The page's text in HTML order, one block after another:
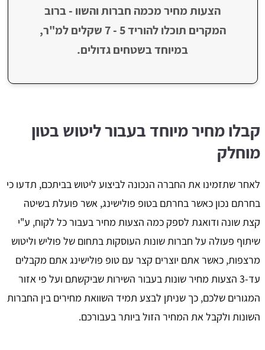
הצעות מחיר מכמה חברות והשוו - ברוב
המקרים תוכלו להוריד 5 - 7 שקלים למ"ר,
במיוחד בשטחים גדולים.
קבלו מחיר מיוחד בעבור ליטוש בטון
מוחלק
לאחר שתזמינו את החברה הנכונה לביצוע ליטוש בביתכם, תדעו כי
בחרתם נכון כאשר בחרתם בטופ פולישינג, אשר פועלת בשיטה
קצת שונה ודואגת לספק כמה הצעות מחיר בעבור כל לקוח, ע"י
שיתוף פעולה על חברות שונות העוסקות בתחום של פוליש וליטוש
מרצפות, כאשר אתם יוצרים קצר עם טופ פולישינג אתם מקבלים
עד-3 הצעות מחיר שונות בעבור השירות שביקשתם ועל פי אזור
המגורים שלכם, כך שניתן לבצע תמיד השוואת מחירים בין החברות
השונות ולקבל את המחיר הזול ביותר בעבורכם.